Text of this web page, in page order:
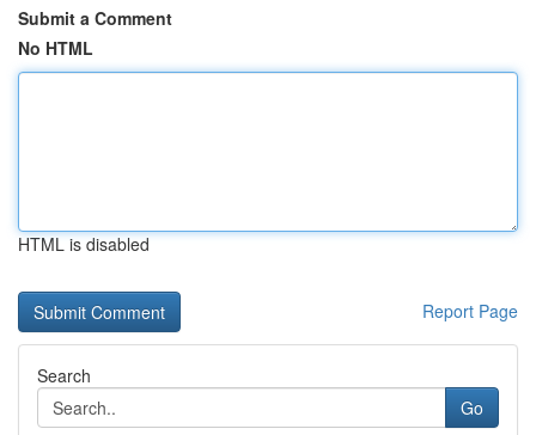
Submit a Comment
No HTML
HTML is disabled
Report Page
Search
Go